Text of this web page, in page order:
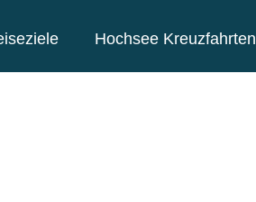
Hochsee Kreuzfahrten